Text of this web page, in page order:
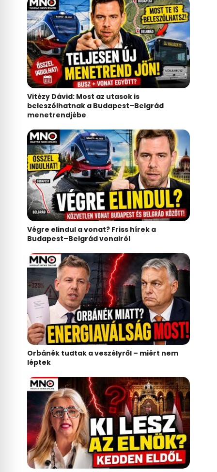
Vitézy Dávid: Most az utasok is
beleszólhatnak a Budapest–Belgrád
menetrendjébe
Végre elindul a vonat? Friss hírek a
Budapest–Belgrád vonalról
Orbánék tudtak a veszélyről – miért nem
léptek